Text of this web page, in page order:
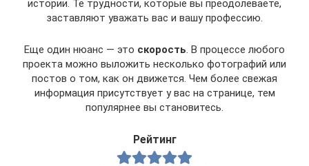
истории. Те трудности, которые вы преодолеваете,
заставляют уважать вас и вашу профессию.
Еще один нюанс — это скорость. В процессе любого
проекта можно выложить несколько фотографий или
постов о том, как он движется. Чем более свежая
информация присутствует у вас на странице, тем
популярнее вы становитесь.
Рейтинг